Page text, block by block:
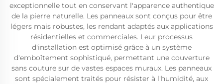
exceptionnelle tout en conservant l'apparence authentique
de la pierre naturelle. Les panneaux sont conçus pour être
légers mais robustes, les rendant adaptés aux applications
résidentielles et commerciales. Leur processus
d'installation est optimisé grâce à un système
d'emboîtement sophistiqué, permettant une couverture
sans couture sur de vastes espaces muraux. Les panneaux
sont spécialement traités pour résister à l'humidité, aux